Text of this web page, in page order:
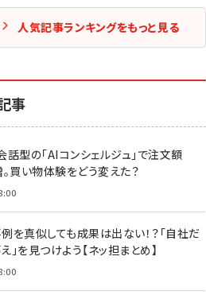
人気記事ランキングをもっと見る
事
話型の「AIコンシェルジュ」で注文額
買い物体験をどう変えた？
を真似しても成果は出ない！？「自社だ
」を見つけよう【ネッ担まとめ】